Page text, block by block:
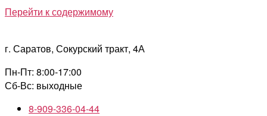
Перейти к содержимому
г. Саратов, Сокурский тракт, 4А
Пн-Пт: 8:00-17:00
Сб-Вс: выходные
8-909-336-04-44